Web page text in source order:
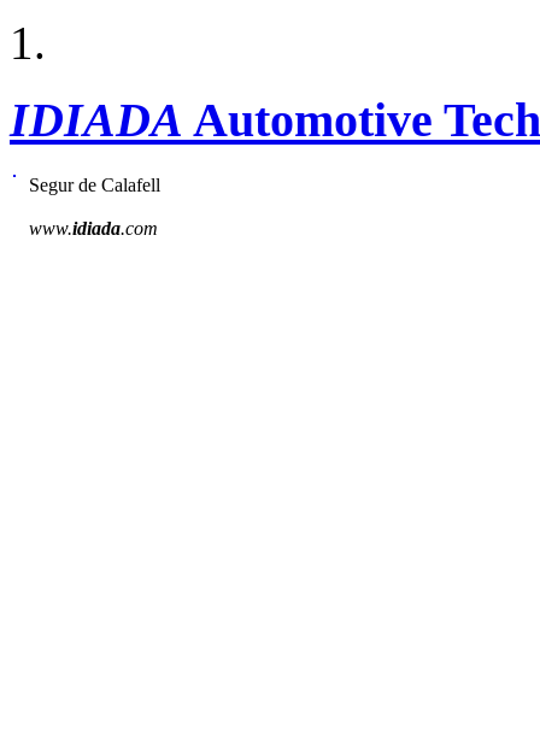
IDIADA Automotive
Segur de Calafell
www.idiada.com